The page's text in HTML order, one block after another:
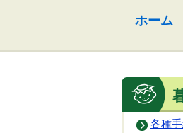
ホーム
各種